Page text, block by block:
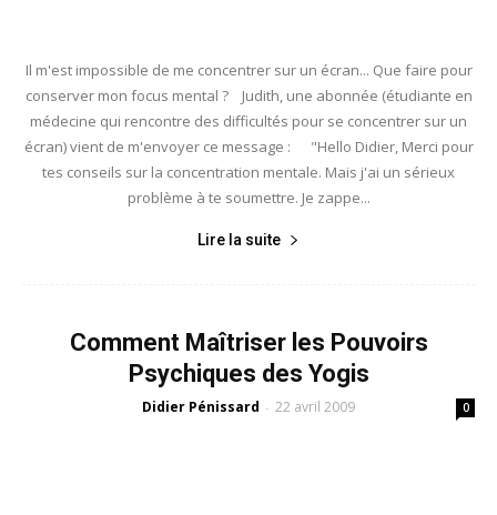
Il m'est impossible de me concentrer sur un écran... Que faire pour
conserver mon focus mental ? Judith, une abonnée (étudiante en
médecine qui rencontre des difficultés pour se concentrer sur un
écran) vient de m'envoyer ce message : "Hello Didier, Merci pour
tes conseils sur la concentration mentale. Mais j'ai un sérieux
problème à te soumettre. Je zappe...
Lire la suite
Comment Maîtriser les Pouvoirs
Psychiques des Yogis
Didier Pénissard - 22 avril 2009 0